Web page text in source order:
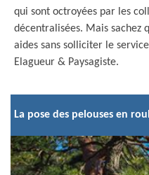
qui sont octroyées par les
décentralisées. Mais sachez
aides sans solliciter le
Elagueur & Paysagiste.
La pose des pelouses en